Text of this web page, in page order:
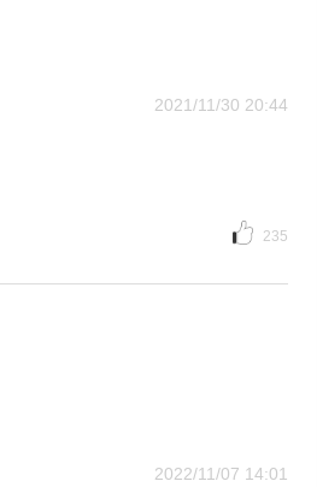
2021/11/30 20:44
235
2022/11/07 14:01